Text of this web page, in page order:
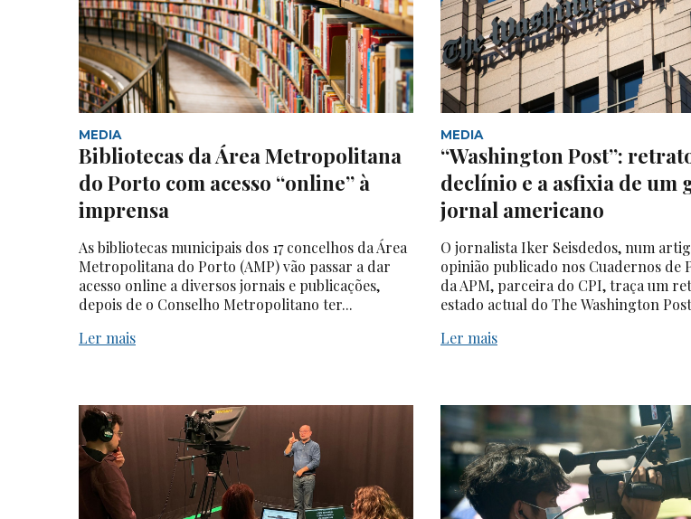
MEDIA
Bibliotecas da Área Metropolitana
do Porto com acesso “online” à
imprensa
As bibliotecas municipais dos 17 concelhos da Área
Metropolitana do Porto (AMP) vão passar a dar
acesso online a diversos jornais e publicações,
depois de o Conselho Metropolitano ter...
Ler mais
MEDIA
“Washington Post”:
declínio e a asfixia de um
jornal americano
O jornalista Iker Seisdedos, num
opinião publicado nos Cuadernos de
da APM, parceira do CPI, traça um
estado actual do The Washington
Ler mais